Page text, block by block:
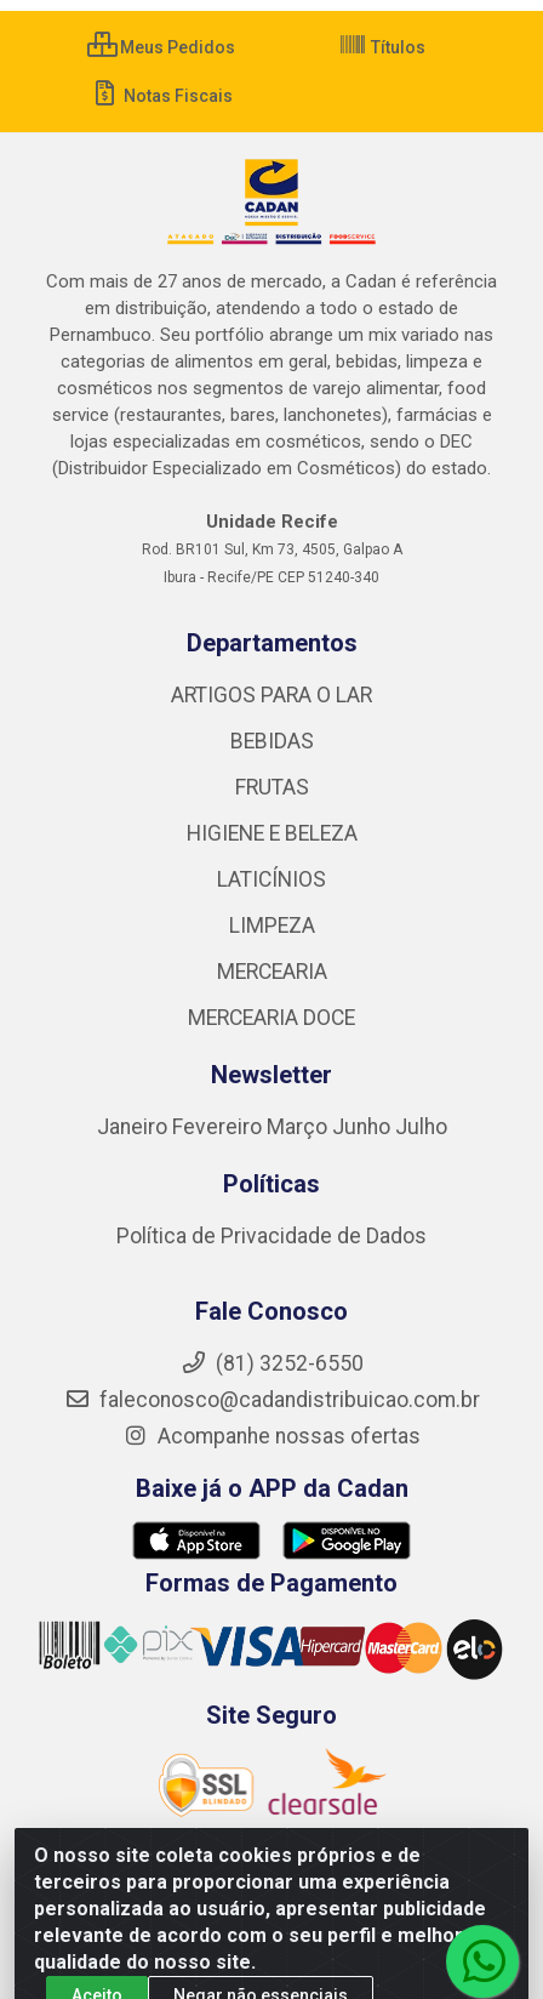
O nosso site coleta cookies próprios e de
terceiros para proporcionar uma experiência
personalizada ao usuário, apresentar publicidade
relevante de acordo com o seu perfil e melhorar a
qualidade do nosso site.
Aceito Negar não essenciais
Meus Pedidos Títulos
Notas Fiscais
Com mais de 27 anos de mercado, a Cadan é referência
em distribuição, atendendo a todo o estado de
Pernambuco. Seu portfólio abrange um mix variado nas
categorias de alimentos em geral, bebidas, limpeza e
cosméticos nos segmentos de varejo alimentar, food
service (restaurantes, bares, lanchonetes), farmácias e
lojas especializadas em cosméticos, sendo o DEC
(Distribuidor Especializado em Cosméticos) do estado.
Unidade Recife
Rod. BR101 Sul, Km 73, 4505, Galpao A
Ibura - Recife/PE CEP 51240-340
Departamentos
ARTIGOS PARA O LAR
BEBIDAS
FRUTAS
HIGIENE E BELEZA
LATICÍNIOS
LIMPEZA
MERCEARIA
MERCEARIA DOCE
Newsletter
Janeiro Fevereiro Março Junho Julho
Políticas
Política de Privacidade de Dados
Fale Conosco
(81) 3252-6550
faleconosco@cadandistribuicao.com.br
Acompanhe nossas ofertas
Baixe já o APP da Cadan
Formas de Pagamento
Site Seguro
Rod. BR-101 Sul, Km 73, 4505, Galpão A, Ibura -
Recife/PE - CEP 51240-340 - CNPJ 70.089.974/0001-79